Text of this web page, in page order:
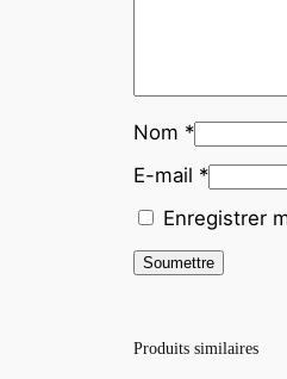
Nom *
E-mail *
Enregistrer
Produits similaires